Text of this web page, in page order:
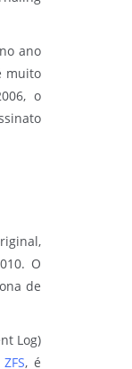
ano
muito
o
O
de
Log)
, é